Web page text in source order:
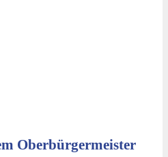
Oberbürgermeister